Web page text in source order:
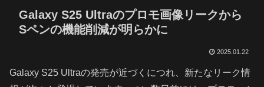
Galaxy S25 Ultraのプロモ画像リークから
Sペンの機能削減が明らかに
2025.01.22
Galaxy S25 Ultraの発売が近づくにつれ、新たなリーク情